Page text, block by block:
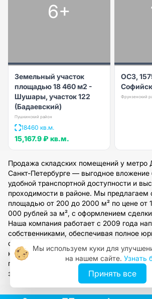
6+
Земельный участок
площадью 18 460 м2 -
Шушары, участок 122
(Бадаевский)
Пушкинский район
18460 кв.м.
15,167.9 ₽ кв.м.
ОСЗ,
Фрунзенский
Продажа складских помещений у метро
Санкт-Петербурге — выгодное вложение
удобной транспортной доступности и
проходимости в районе. Мы предлагаем
площадью от 200 до 2000 м² по цене от
000 рублей за м², с оформлением
Наша компания работает с 2009 года
собственниками, обеспечивая полное
сопровождение и доступ к огромной
недвижимости. Оставьте заявку на
персональную консультацию и
задачи.
Мы используем куки для
на нашем сайте. Узнать
Принять все